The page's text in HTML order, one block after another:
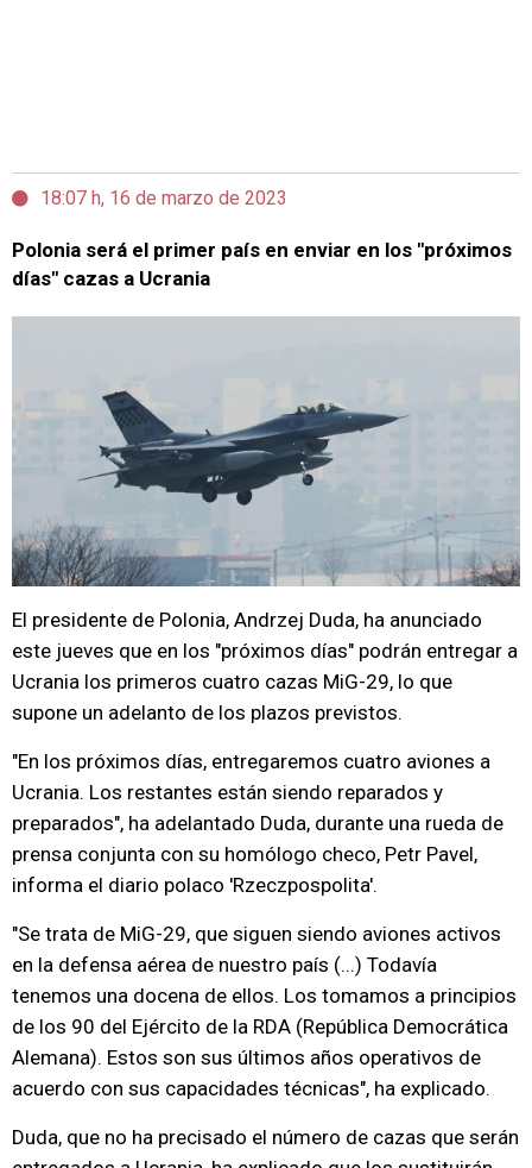
18:07 h, 16 de marzo de 2023
Polonia será el primer país en enviar en los "próximos
días" cazas a Ucrania
El presidente de Polonia, Andrzej Duda, ha anunciado
este jueves que en los "próximos días" podrán entregar a
Ucrania los primeros cuatro cazas MiG-29, lo que
supone un adelanto de los plazos previstos.
"En los próximos días, entregaremos cuatro aviones a
Ucrania. Los restantes están siendo reparados y
preparados", ha adelantado Duda, durante una rueda de
prensa conjunta con su homólogo checo, Petr Pavel,
informa el diario polaco 'Rzeczpospolita'.
"Se trata de MiG-29, que siguen siendo aviones activos
en la defensa aérea de nuestro país (...) Todavía
tenemos una docena de ellos. Los tomamos a principios
de los 90 del Ejército de la RDA (República Democrática
Alemana). Estos son sus últimos años operativos de
acuerdo con sus capacidades técnicas", ha explicado.
Duda, que no ha precisado el número de cazas que serán